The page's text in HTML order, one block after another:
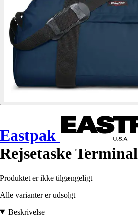
Eastpak
Rejsetaske Terminal
Produktet er ikke tilgængeligt
Alle varianter er udsolgt
Beskrivelse